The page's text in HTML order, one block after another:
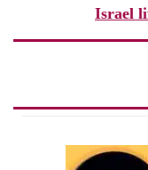
Israel